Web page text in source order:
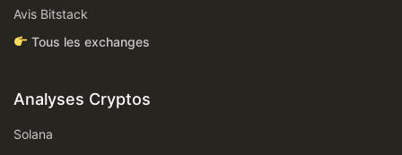
Avis Bitstack
Tous les exchanges
Analyses Cryptos
Solana